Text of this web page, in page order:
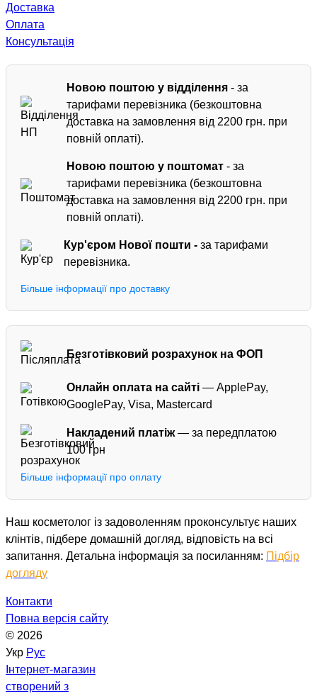
Доставка
Оплата
Консультація
Новою поштою у відділення - за
тарифами перевізника (безкоштовна
доставка на замовлення від 2200 грн. при
повній оплаті).
Новою поштою у поштомат - за
тарифами перевізника (безкоштовна
доставка на замовлення від 2200 грн. при
повній оплаті).
Кур'єром Нової пошти - за тарифами
перевізника.
Більше інформації про доставку
Безготівковий розрахунок на ФОП
Онлайн оплата на сайті — ApplePay,
GooglePay, Visa, Mastercard
Накладений платіж— за передплатою
100 грн
Більше інформації про оплату
Наш косметолог із задоволенням проконсультує наших
клінтів, підбере домашній догляд, відповість на всі
запитання. Детальна інформація за посиланням: Підбір
догляду
Контакти
Повна версія сайту
© 2026
Укр Рус
Інтернет-магазин
створений з